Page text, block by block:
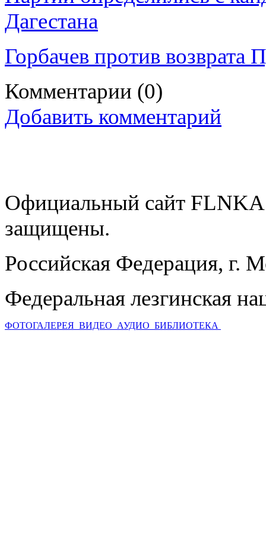
Дагестана
Горбачев против возврата
Комментарии (0)
Добавить комментарий
Официальный сайт
защищены.
Российская Федерация, г.
Федеральная лезгинская
ФОТОГАЛЕРЕЯ ВИДЕО АУДИО БИБЛИОТЕКА